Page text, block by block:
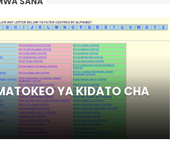
YA KIDATO CHA